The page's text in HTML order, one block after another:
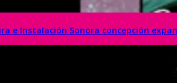
e Instalación Sonora concepción